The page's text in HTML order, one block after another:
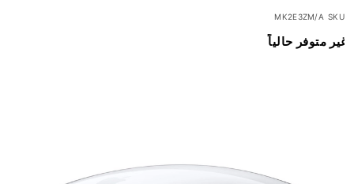
SKU
MK2E3ZM/A
انتقل
إلى
غير متوفر حالياً